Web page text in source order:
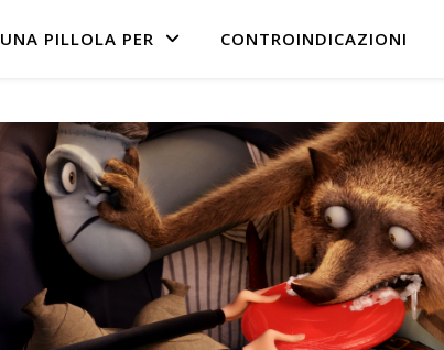
UNA PILLOLA PER CONTROINDICAZIONI